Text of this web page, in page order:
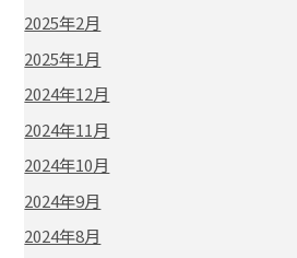
2025年2月
2025年1月
2024年12月
2024年11月
2024年10月
2024年9月
2024年8月